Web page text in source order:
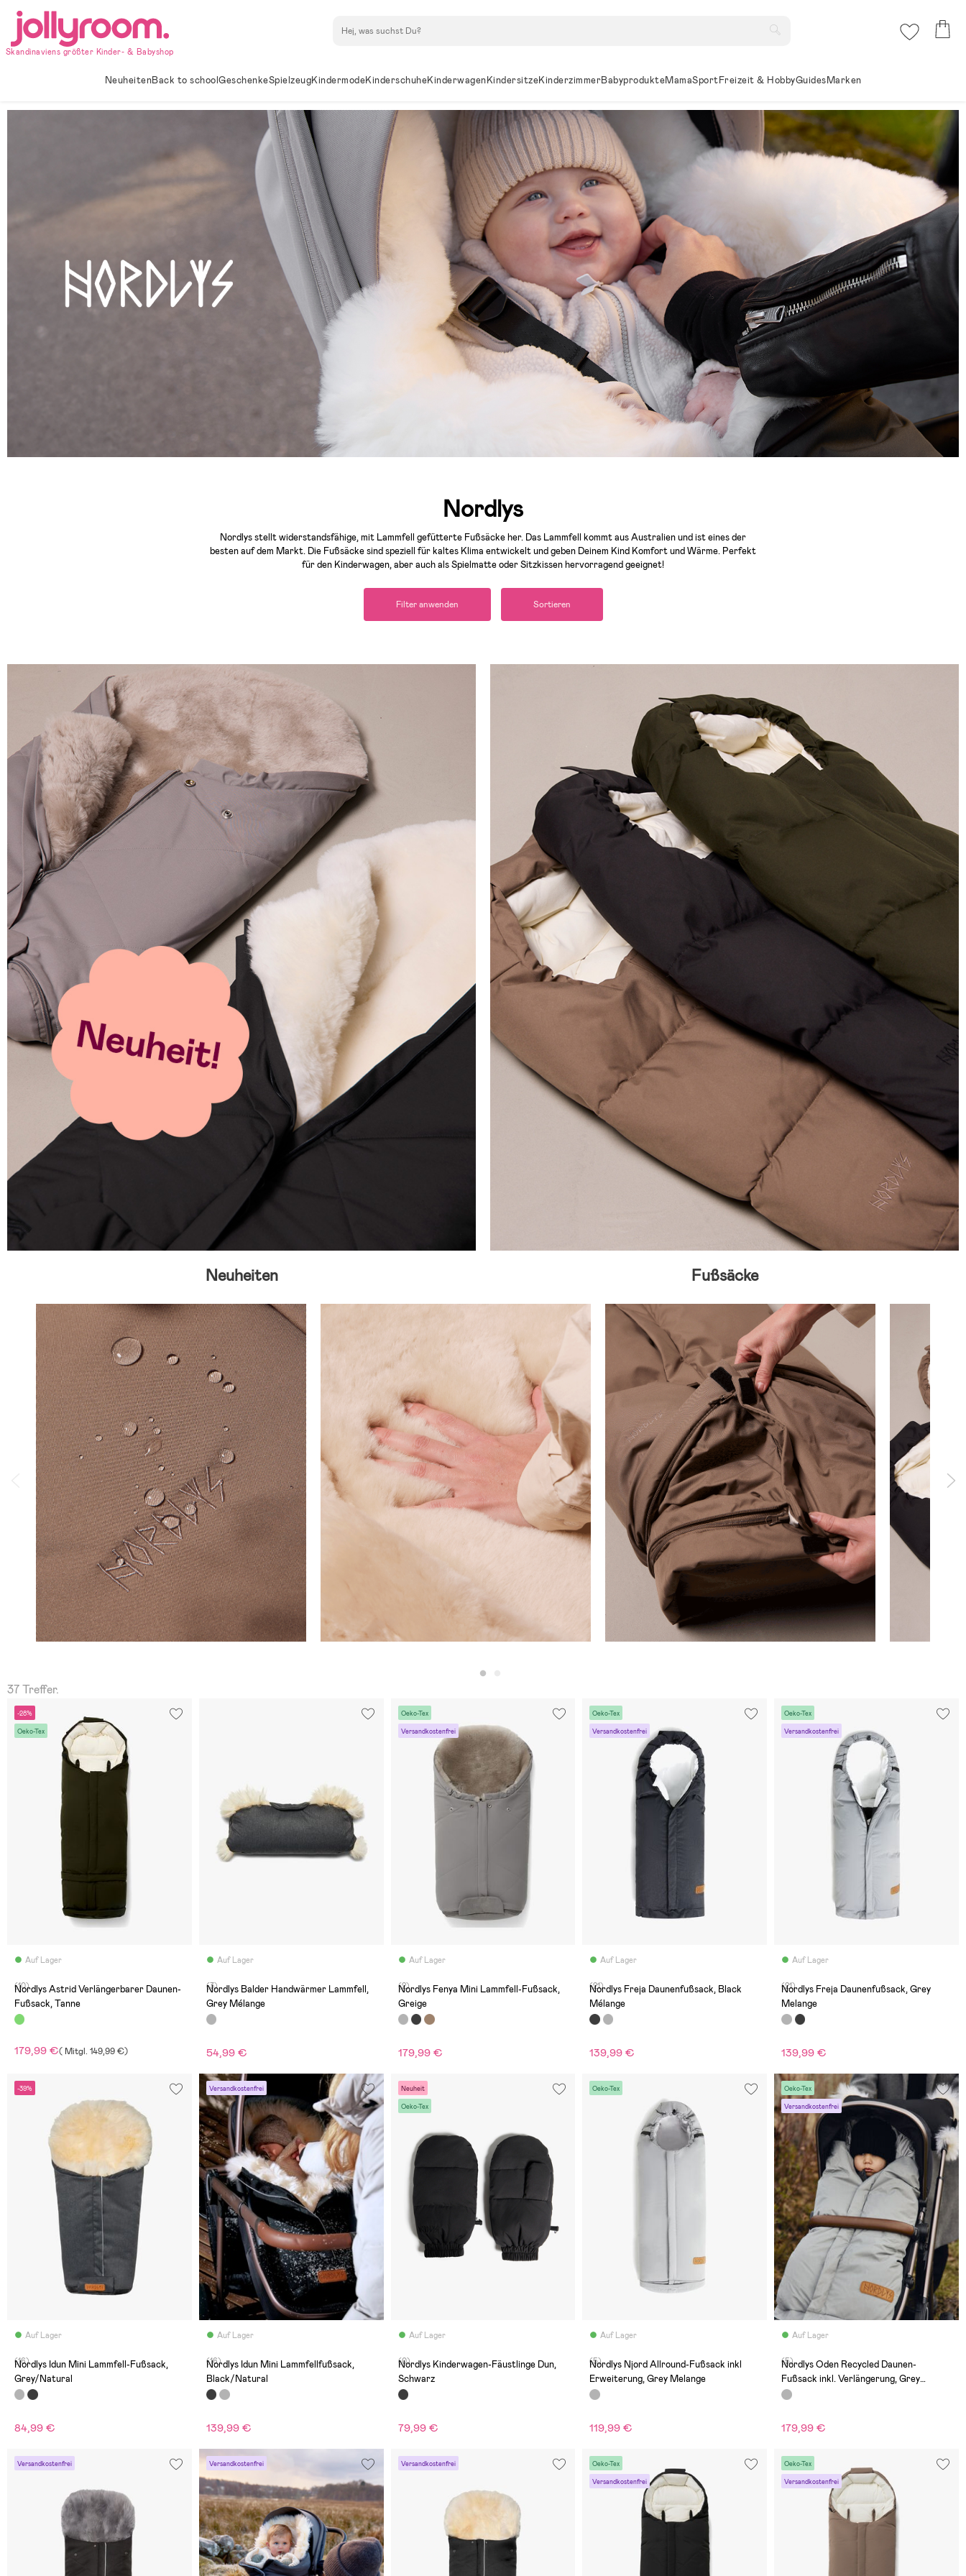
Hoppa
innehållet
Skandinaviens größter Kinder- & Babyshop
NeuheitenBack to schoolGeschenkeSpielzeugKindermodeKinderschuheKinderwagenKindersitzeKinderzimmerBabyprodukteMamaSportFreizeit & HobbyGuidesMarken
Nordlys
Nordlys stellt widerstandsfähige, mit Lammfell gefütterte Fußsäcke her. Das Lammfell kommt aus Australien und ist eines der
besten auf dem Markt. Die Fußsäcke sind speziell für kaltes Klima entwickelt und geben Deinem Kind Komfort und Wärme. Perfekt
für den Kinderwagen, aber auch als Spielmatte oder Sitzkissen hervorragend geeignet!
Filter anwenden Sortieren
Neuheiten Fußsäcke
37 Treffer.
-28%
Oeko-Tex
Auf Lager
(10)
Nordlys Astrid Verlängerbarer Daunen-
Fußsack, Tanne
179,99 €( Mitgl. 149,99 €)
Auf Lager
(3)
Nordlys Balder Handwärmer Lammfell,
Grey Mélange
54,99 €
Oeko-Tex
Versandkostenfrei
Auf Lager
(2)
Nordlys Fenya Mini Lammfell-Fußsack,
Greige
179,99 €
Oeko-Tex
Versandkostenfrei
Auf Lager
(21)
Nordlys Freja Daunenfußsack, Black
Mélange
139,99 €
Oeko-Tex
Versandkostenfrei
Auf Lager
(21)
Nordlys Freja Daunenfußsack, Grey
Melange
139,99 €
-39%
Auf Lager
(16)
Nordlys Idun Mini Lammfell-Fußsack,
Grey/Natural
84,99 €
Versandkostenfrei
Auf Lager
(16)
Nordlys Idun Mini Lammfellfußsack,
Black/Natural
139,99 €
Neuheit
Oeko-Tex
Auf Lager
(0)
Nordlys Kinderwagen-Fäustlinge Dun,
Schwarz
79,99 €
Oeko-Tex
Auf Lager
(5)
Nordlys Njord Allround-Fußsack inkl
Erweiterung, Grey Melange
119,99 €
Oeko-Tex
Versandkostenfrei
Auf Lager
(5)
Nordlys Oden Recycled Daunen-
Fußsack inkl. Verlängerung, Grey
Mélange
179,99 €
Versandkostenfrei Versandkostenfrei Versandkostenfrei Oeko-Tex
Versandkostenfrei
Oeko-Tex
Versandkostenfrei